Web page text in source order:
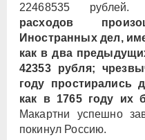
22468535
расходов
Иностранных дел,
как в два
42353 рубля;
году простирались
как в 1765 году их
Макартни успешно
покинул Россию.